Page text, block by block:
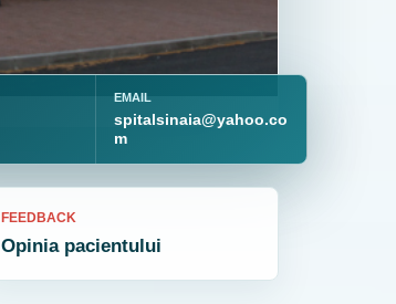
EMAIL
spitalsinaia@yahoo.co
m
FEEDBACK
Opinia pacientului